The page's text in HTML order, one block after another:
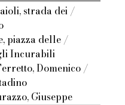
strada dei /
piazza delle /
Incurabili
Domenico /
Giuseppe